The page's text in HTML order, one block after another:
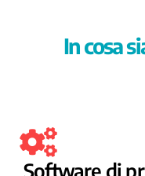
In cosa
Software di